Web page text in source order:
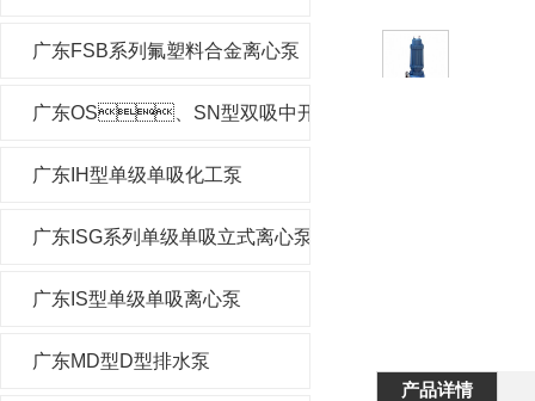
广东FSB系列氟塑料合金离心泵
广东OS、SN型双吸中开泵
广东IH型单级单吸化工泵
广东ISG系列单级单吸立式离心泵
广东IS型单级单吸离心泵
广东MD型D型排水泵
产品详情